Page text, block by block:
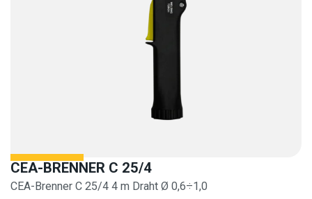
CEA-BRENNER C 25/4
CEA-Brenner C 25/4 4 m Draht Ø 0,6÷1,0